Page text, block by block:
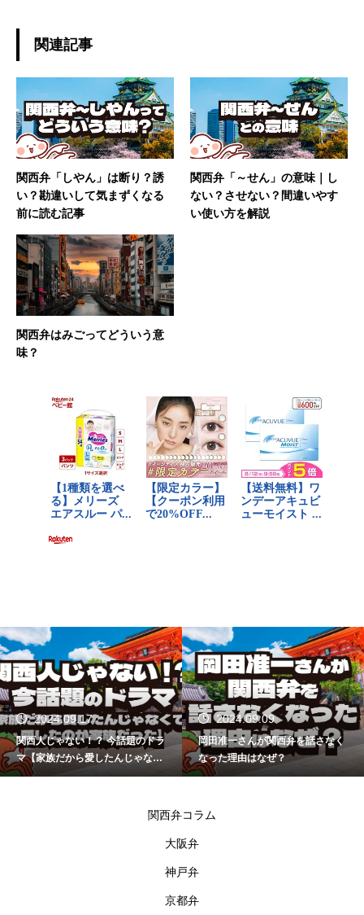
関連記事
関西弁「しやん」は断り？誘
い？勘違いして気まずくなる
前に読む記事
関西弁「～せん」の意味｜し
ない？させない？間違いやす
い使い方を解説
関西弁はみごってどういう意
味？
2024.09.17
関西人じゃない！？ 今話題のドラ
マ【家族だから愛したんじゃなく
て、愛したのが家族だった】
2024.09.09
岡田准一さんが関西弁を話さなく
なった理由はなぜ？
関西弁コラム
大阪弁
神戸弁
京都弁